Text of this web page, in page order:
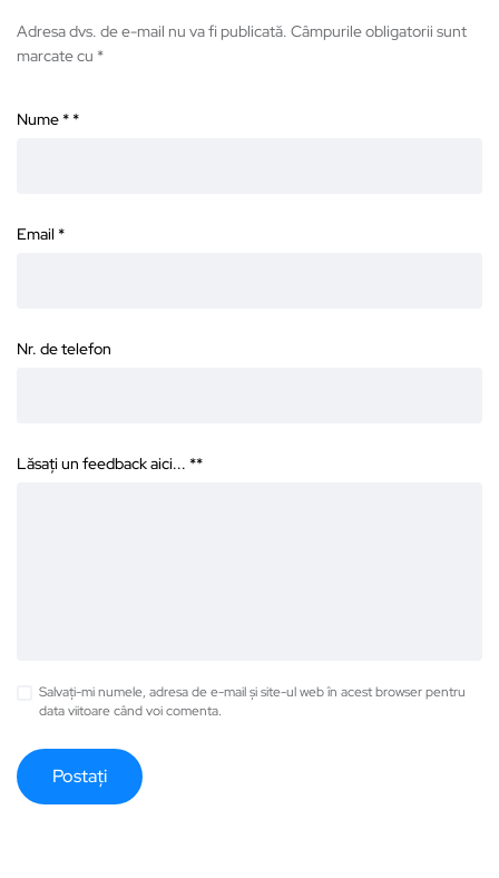
Adresa dvs. de e-mail nu va fi publicată. Câmpurile obligatorii sunt
marcate cu *
Nume * *
Email *
Nr. de telefon
Lăsați un feedback aici... **
Salvați-mi numele, adresa de e-mail și site-ul web în acest browser pentru
data viitoare când voi comenta.